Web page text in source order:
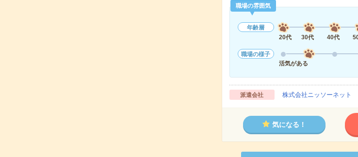
職場の雰囲気
年齢層
20代
30代 40代
職場の様子
活気がある
派遣会社 株式会社ニッソーネット
気になる！